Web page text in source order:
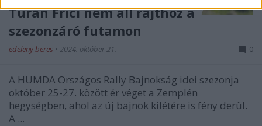
Turán Frici nem áll rajthoz a
szezonzáró futamon
edeleny beres • 2024. október 21. 0
A HUMDA Országos Rally Bajnokság idei szezonja
október 25-27. között ér véget a Zemplén
hegységben, ahol az új bajnok kilétére is fény derül.
A ...